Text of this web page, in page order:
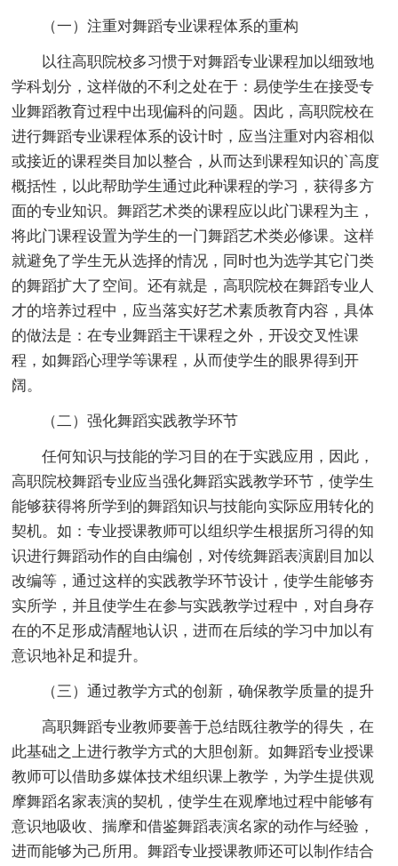
（一）注重对舞蹈专业课程体系的重构
以往高职院校多习惯于对舞蹈专业课程加以细致地
学科划分，这样做的不利之处在于：易使学生在接受专
业舞蹈教育过程中出现偏科的问题。因此，高职院校在
进行舞蹈专业课程体系的设计时，应当注重对内容相似
或接近的课程类目加以整合，从而达到课程知识的`高度
概括性，以此帮助学生通过此种课程的学习，获得多方
面的专业知识。舞蹈艺术类的课程应以此门课程为主，
将此门课程设置为学生的一门舞蹈艺术类必修课。这样
就避免了学生无从选择的情况，同时也为选学其它门类
的舞蹈扩大了空间。还有就是，高职院校在舞蹈专业人
才的培养过程中，应当落实好艺术素质教育内容，具体
的做法是：在专业舞蹈主干课程之外，开设交叉性课
程，如舞蹈心理学等课程，从而使学生的眼界得到开
阔。
（二）强化舞蹈实践教学环节
任何知识与技能的学习目的在于实践应用，因此，
高职院校舞蹈专业应当强化舞蹈实践教学环节，使学生
能够获得将所学到的舞蹈知识与技能向实际应用转化的
契机。如：专业授课教师可以组织学生根据所习得的知
识进行舞蹈动作的自由编创，对传统舞蹈表演剧目加以
改编等，通过这样的实践教学环节设计，使学生能够夯
实所学，并且使学生在参与实践教学过程中，对自身存
在的不足形成清醒地认识，进而在后续的学习中加以有
意识地补足和提升。
（三）通过教学方式的创新，确保教学质量的提升
高职舞蹈专业教师要善于总结既往教学的得失，在
此基础之上进行教学方式的大胆创新。如舞蹈专业授课
教师可以借助多媒体技术组织课上教学，为学生提供观
摩舞蹈名家表演的契机，使学生在观摩地过程中能够有
意识地吸收、揣摩和借鉴舞蹈表演名家的动作与经验，
进而能够为己所用。舞蹈专业授课教师还可以制作结合